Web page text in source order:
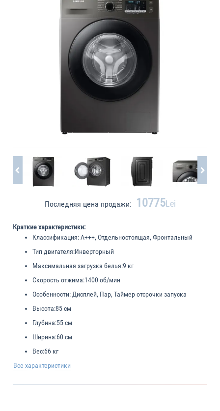
Последняя цена продажи: 10775Lei
Краткие характеристики:
Классификация:A+++, Отдельностоящая, Фронтальный
Тип двигателя:Инверторный
Максимальная загрузка белья:9 кг
Скорость отжима:1400 об/мин
Особенности: Дисплей, Пар, Таймер отсрочки запуска
Высота:85 см
Глубина:55 см
Ширина:60 см
Вес:66 кг
Все характеристики